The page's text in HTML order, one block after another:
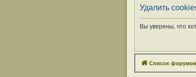
Удалить
Вы уверены, что
Список форумов